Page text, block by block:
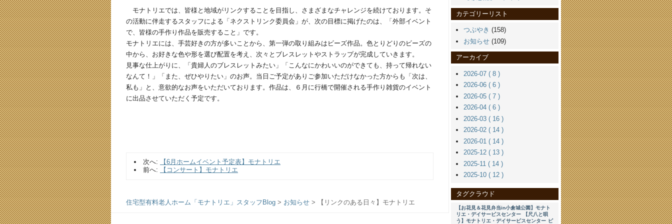
モナトリエでは、皆様と地域がリンクすることを目指し、さまざまなチャレンジを続けております。そ
の活動に伴走するスタッフによる「ネクストリンク委員会」が、次の目標に掲げたのは、「外部イベント
で、皆様の手作り作品を販売すること」です。
モナトリエには、手芸好きの方が多いことから、第一弾の取り組みはビーズ作品。色とりどりのビーズの
中から、お好きな色や形を選び配置を考え、次々とブレスレットやストラップが完成していきます。
見事な仕上がりに、「貴婦人のブレスレットみたい」「こんなにかわいいのができても、持って帰れない
なんて！」「また、ぜひやりたい」のお声。当日ご予定がありご参加いただけなかった方からも「次は、
私も」と、意欲的なお声をいただいております。作品は、６月に行橋で開催される手作り雑貨のイベント
に出品させていただく予定です。
次へ:
【6月ホームイベント予定表】モナトリエ
前へ:
【コンサート】モナトリエ
住宅型有料老人ホーム「モナトリエ」スタッフBlog > お知らせ > 【リンクのある日々】モナトリエ
カテゴリーリスト
つぶやき (158)
お知らせ (109)
アーカイブ
2026-07 ( 8 )
2026-06 ( 6 )
2026-05 ( 7 )
2026-04 ( 6 )
2026-03 ( 16 )
2026-02 ( 14 )
2026-01 ( 14 )
2025-12 ( 13 )
2025-11 ( 14 )
2025-10 ( 12 )
タグクラウド
【お花見＆花見弁当in小倉城公園】モナト
リエ・デイサービスセンター
【尺八と唄
う】モナトリエ・デイサービスセンター ピ